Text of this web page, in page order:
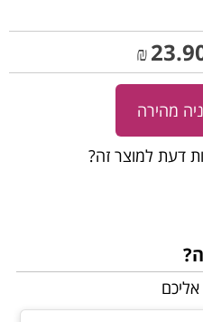
₪
מהירה
דעת למוצר זה?